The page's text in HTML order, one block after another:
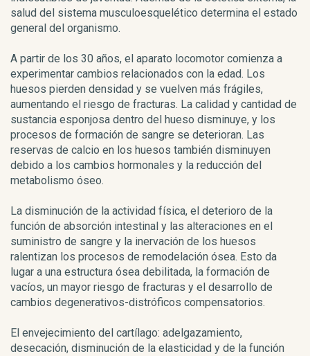
salud del sistema musculoesquelético determina el estado
general del organismo.
A partir de los 30 años, el aparato locomotor comienza a
experimentar cambios relacionados con la edad. Los
huesos pierden densidad y se vuelven más frágiles,
aumentando el riesgo de fracturas. La calidad y cantidad de
sustancia esponjosa dentro del hueso disminuye, y los
procesos de formación de sangre se deterioran. Las
reservas de calcio en los huesos también disminuyen
debido a los cambios hormonales y la reducción del
metabolismo óseo.
La disminución de la actividad física, el deterioro de la
función de absorción intestinal y las alteraciones en el
suministro de sangre y la inervación de los huesos
ralentizan los procesos de remodelación ósea. Esto da
lugar a una estructura ósea debilitada, la formación de
vacíos, un mayor riesgo de fracturas y el desarrollo de
cambios degenerativos-distróficos compensatorios.
El envejecimiento del cartílago: adelgazamiento,
desecación, disminución de la elasticidad y de la función